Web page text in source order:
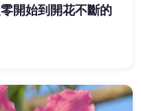
開始到開花不斷的